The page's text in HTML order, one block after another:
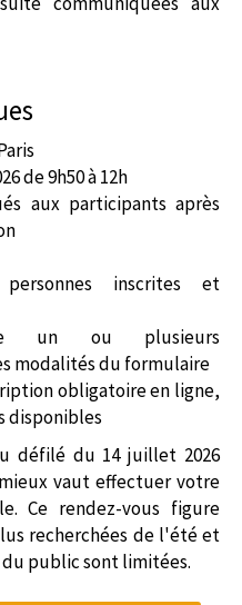
de 9h50 à 12h
aux participants après
inscrites et
un ou plusieurs
modalités du formulaire
obligatoire en ligne,
disponibles
défilé du 14 juillet 2026
vaut effectuer votre
Ce rendez-vous figure
recherchées de l'été et
du public sont limitées.